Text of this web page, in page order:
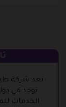
تعد شركة
توجد في
الخدمات